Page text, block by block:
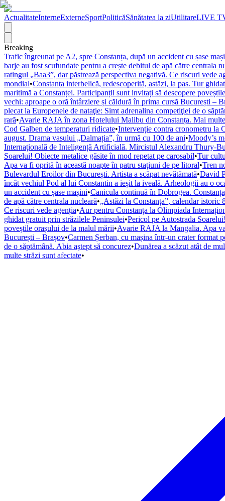
ActualitateInterneExterneSportPoliticăSănătatea la ziUtilitareLIVE
Breaking
Trafic îngreunat pe A2, spre Constanța, după un accident cu șase
barje au fost scufundate pentru a crește debitul de apă către centrala
ratingul „Baa3”, dar păstrează perspectiva negativă. Ce riscuri vede
mondial•Constanța interbelică, redescoperită, astăzi, la pas. Tur
maritimă a Constanței. Participanții sunt invitați să descopere
vechi: aproape o oră întârziere și căldură în prima cursă București –
plecat la Europenele de nataţie: Simt adrenalina competiţiei de o
rară•Avarie RAJA în zona Hotelului Malibu din Constanța. Mai
Cod Galben de temperaturi ridicate•Intervenție contra cronometru la
august. Drama vasului „Dalmația”, în urmă cu 100 de ani•Moody’s
Internațională de Inteligență Artificială. Mircistul Alexandru Thury-
Soarelui! Obiecte metalice găsite în mod repetat pe carosabil•Tur
Apa va fi oprită în această noapte în patru stațiuni de pe litoral•Tren
Bulevardul Eroilor din București. Artista a scăpat nevătămată•David
încât vechiul Pod al lui Constantin a ieșit la iveală. Arheologii au o
un accident cu șase mașini•Canicula continuă în Dobrogea.
de apă către centrala nucleară•„Astăzi la Constanța”, calendar
Ce riscuri vede agenția•Aur pentru Constanța la Olimpiada
ghidat gratuit prin străzilele Peninsulei•Pericol pe Autostrada
poveștile orașului de la malul mării•Avarie RAJA la Mangalia. Apa
București – Brașov•Carmen Șerban, cu mașina într-un crater format
de o săptămână. Abia aştept să concurez•Dunărea a scăzut atât de
multe străzi sunt afectate•